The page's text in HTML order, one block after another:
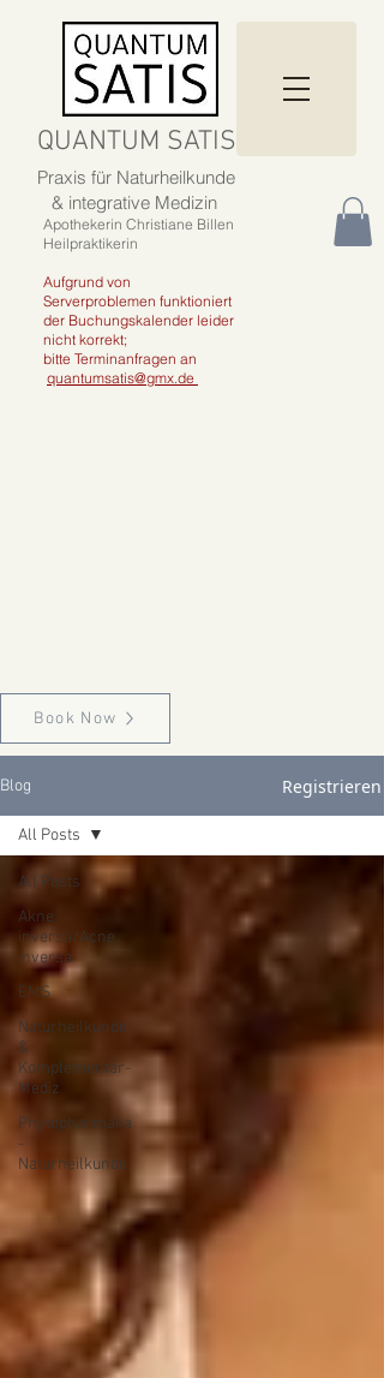
QUANTUM SATIS
Praxis für Naturheilkunde
& integrative Medizin
Apothekerin Christiane Billen
Heilpraktikerin
Aufgrund von
Serverproblemen funktioniert
der Buchungskalender leider
nicht korrekt;
bitte Terminanfragen an
quantumsatis@gmx.de
Book Now
Blog Registrieren
All Posts
Akne
inversa/Acne
inversa
EMS
Naturheilkunde
&
Komplementär-
Mediz
Phytopharmaka
-
Naturheilkunde
All Posts